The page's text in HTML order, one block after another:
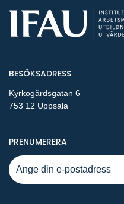
BESÖKSADRESS
Kyrkogårdsgatan 6
753 12 Uppsala
PRENUMERERA